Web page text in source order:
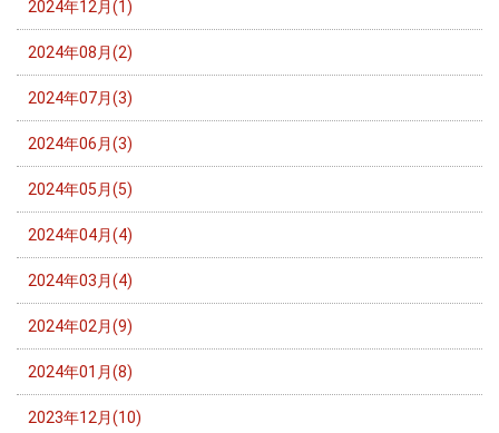
2024年12月(1)
2024年08月(2)
2024年07月(3)
2024年06月(3)
2024年05月(5)
2024年04月(4)
2024年03月(4)
2024年02月(9)
2024年01月(8)
2023年12月(10)